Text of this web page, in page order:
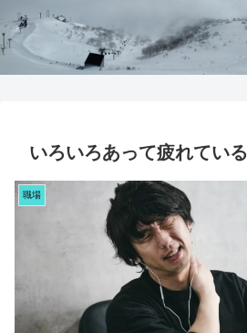
いろいろあって疲れている
職場